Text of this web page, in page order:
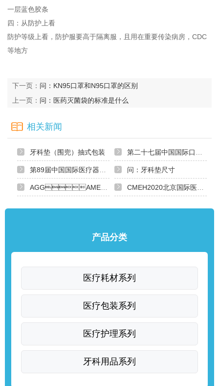
一层蓝色胶条
四：从防护上看
防护等级上看，防护服要高于隔离服，且用在重要传染病房，CDC
等地方
下一页： 问：KN95口罩和N95口罩的区别
上一页： 问：医药灭菌袋的标准是什么
相关新闻
牙科垫（围兜）抽式包装
问：牙科垫尺寸
产品分类
医疗耗材系列
医疗包装系列
医疗护理系列
牙科用品系列